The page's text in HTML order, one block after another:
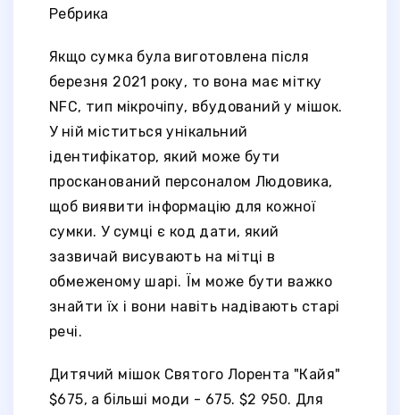
Ребрика
Якщо сумка була виготовлена після
березня 2021 року, то вона має мітку
NFC, тип мікрочіпу, вбудований у мішок.
У ній міститься унікальний
ідентифікатор, який може бути
просканований персоналом Людовика,
щоб виявити інформацію для кожної
сумки. У сумці є код дати, який
зазвичай висувають на мітці в
обмеженому шарі. Їм може бути важко
знайти їх і вони навіть надівають старі
речі.
Дитячий мішок Святого Лорента "Кайя"
$675, а більші моди - 675. $2 950. Для